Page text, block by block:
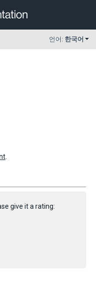
언어: 한국어
give it a rating: